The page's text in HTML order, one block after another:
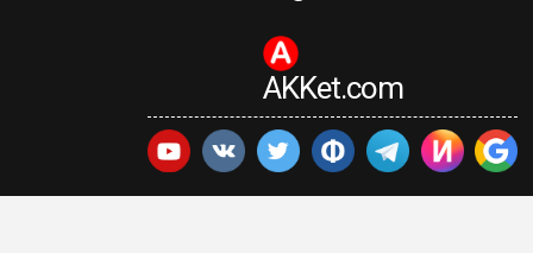
AKKet.com